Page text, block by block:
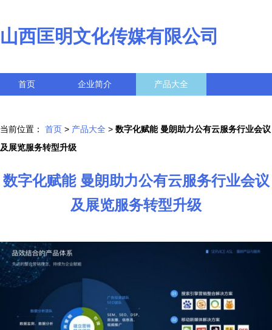
山西匡明文化传媒有限公司
首页 企业简介 产品大全
当前位置： 首页 > 产品大全 > 数字化赋能 曼朗助力公有云服务行业会议
及展览服务转型升级
数字化赋能 曼朗助力公有云服务行业会议
及展览服务转型升级